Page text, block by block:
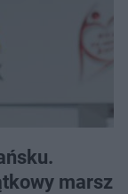
marsz